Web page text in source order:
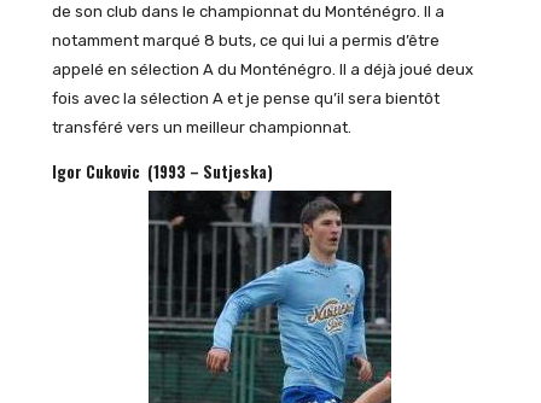
de son club dans le championnat du Monténégro. Il a
notamment marqué 8 buts, ce qui lui a permis d’être
appelé en sélection A du Monténégro. Il a déjà joué deux
fois avec la sélection A et je pense qu’il sera bientôt
transféré vers un meilleur championnat.
Igor Cukovic (1993 – Sutjeska)